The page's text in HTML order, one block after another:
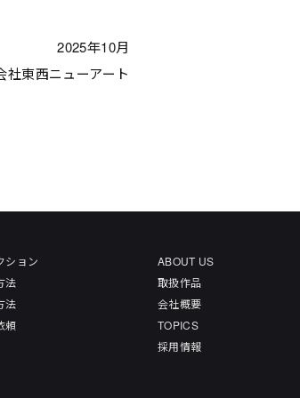
2025年10月
社東西ニューアート
ション
法
法
頼
ABOUT US
取扱作品
会社概要
TOPICS
採用情報